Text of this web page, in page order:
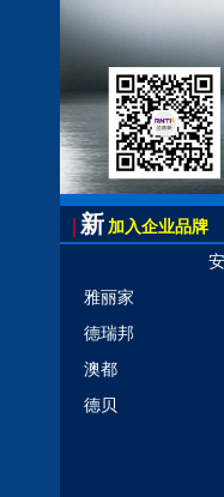
| 新 加入企业品牌
雅丽家
德瑞邦
澳都
德贝